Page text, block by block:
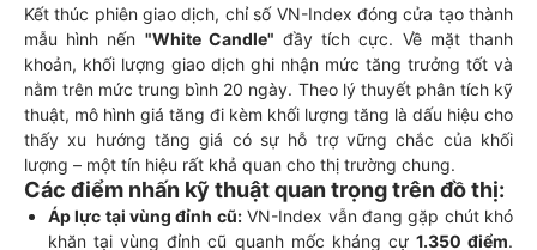
Kết thúc phiên giao dịch, chỉ số VN-Index đóng cửa tạo thành
mẫu hình nến "White Candle" đầy tích cực. Về mặt thanh
khoản, khối lượng giao dịch ghi nhận mức tăng trưởng tốt và
nằm trên mức trung bình 20 ngày. Theo lý thuyết phân tích kỹ
thuật, mô hình giá tăng đi kèm khối lượng tăng là dấu hiệu cho
thấy xu hướng tăng giá có sự hỗ trợ vững chắc của khối
lượng – một tín hiệu rất khả quan cho thị trường chung.
Các điểm nhấn kỹ thuật quan trọng trên đồ thị:
Áp lực tại vùng đỉnh cũ:VN-Index vẫn đang gặp chút khó
khăn tại vùng đỉnh cũ quanh mốc kháng cự 1.350 điểm.